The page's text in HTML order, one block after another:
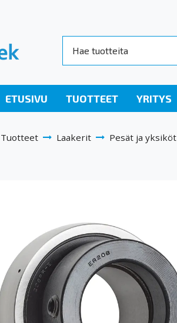
ETUSIVU TUOTTEET YRITYS
Tuotteet Laakerit Pesät ja yksiköt